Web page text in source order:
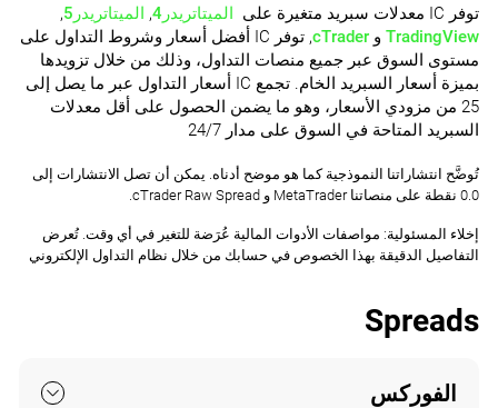
‎توفر ‏IC‏ معدلات سبريد متغيرة على ‏‎ الميتاتريدر4 , الميتاتريدر5
,
TradingView وcTrader
, توفر ‏IC‏ أفضل أسعار ‏وشروط التداول ‏‏على
مستوى السوق عبر جميع منصات التداول‎، وذلك ‏من ‏خلال تزويدها
بميزة ‏أسعار السبريد الخام.‏ تجمع ‏IC‏ أسعار التداول عبر ما يصل إلى
25 من مزودي الأسعار، وهو ما يضمن ‏الحصول ‏على أقل معدلات
السبريد المتاحة في السوق ‏على مدار 24/7
تُوضَّح انتشاراتنا النموذجية كما هو موضح أدناه. يمكن أن تصل الانتشارات إلى
0.0 نقطة على منصاتنا MetaTrader و cTrader Raw Spread.
إخلاء المسئولية: مواصفات الأدوات المالية عُرَضة للتغير في أي وقت. تُعرض
التفاصيل الدقيقة بهذا الخصوص في حسابك من خلال نظام التداول الإلكتروني
Spreads
الفوركس